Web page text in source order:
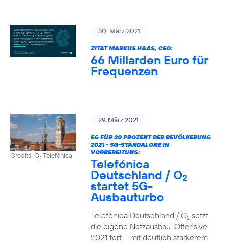
30. März 2021
ZITAT MARKUS HAAS, CEO:
66 Millarden Euro für
Frequenzen
Credits: O2Telefónica
29. März 2021
5G FÜR 30 PROZENT DER BEVÖLKERUNG
2021 - 5G-STANDALONE IN
VORBEREITUNG:
Telefónica
Deutschland / O2
startet 5G-
Ausbauturbo
Telefónica Deutschland / O2setzt
die eigene Netzausbau-Offensive
2021 fort – mit deutlich stärkerem